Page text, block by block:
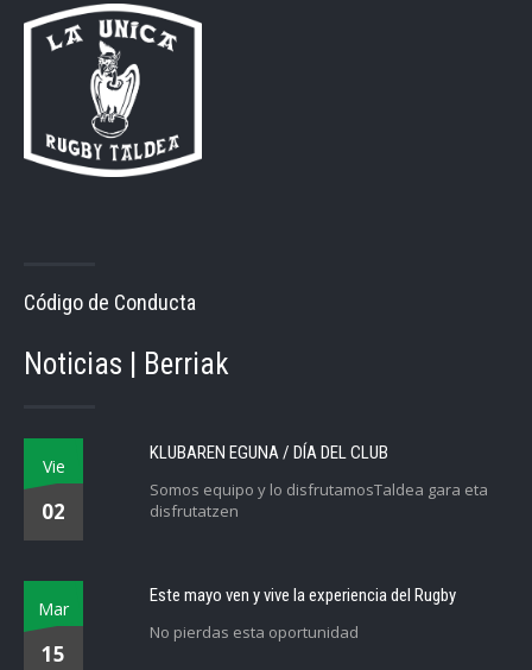
Código de Conducta
Noticias | Berriak
Vie
02
KLUBAREN EGUNA / DÍA DEL CLUB
Somos equipo y lo disfrutamosTaldea gara eta
disfrutatzen
Mar
15
Este mayo ven y vive la experiencia del Rugby
No pierdas esta oportunidad